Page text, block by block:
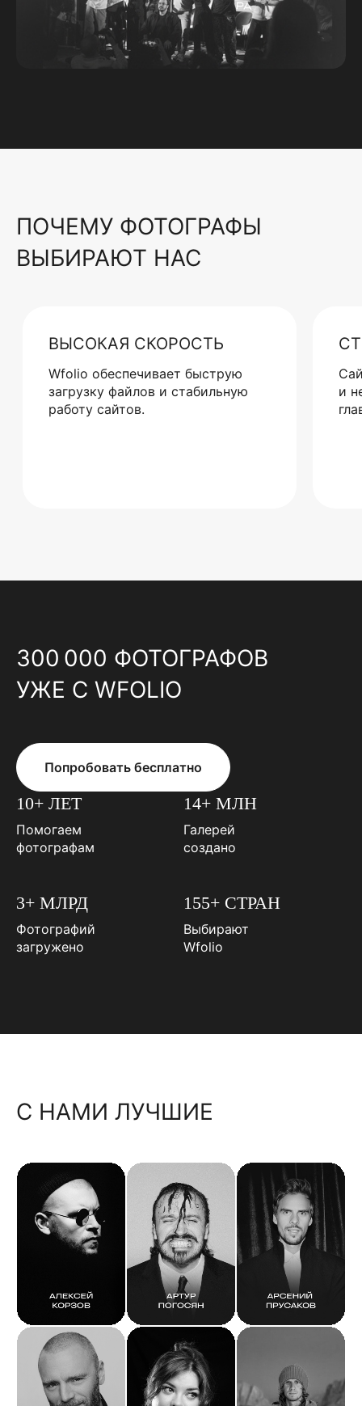
ПОЧЕМУ ФОТОГРАФЫ
ВЫБИРАЮТ НАС
ВЫСОКАЯ СКОРОСТЬ
Wfolio обеспечивает быструю
загрузку файлов и стабильную
работу сайтов.
и
300 000 ФОТОГРАФОВ
УЖЕ С WFOLIO
Попробовать бесплатно
10+ ЛЕТ
Помогаем
фотографам
14+ МЛН
Галерей
создано
3+ МЛРД
Фотографий
загружено
155+ СТРАН
Выбирают
Wfolio
С НАМИ ЛУЧШИЕ